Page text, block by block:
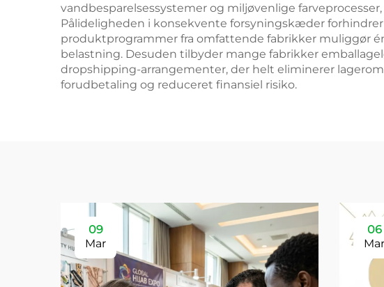
vandbesparelsessystemer og miljøvenlige
Pålideligheden i konsekvente forsyningskæder
produktprogrammer fra omfattende fabrikker muliggør
belastning. Desuden tilbyder mange fabrikker
dropshipping-arrangementer, der helt eliminerer
forudbetaling og reduceret finansiel risiko.
09
Mar
06
Mar